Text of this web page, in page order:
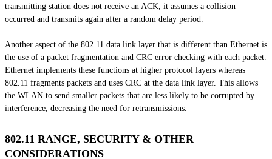
transmitting station does not receive an ACK, it assumes a collision
occurred and transmits again after a random delay period.
Another aspect of the 802.11 data link layer that is different than Ethernet is
the use of a packet fragmentation and CRC error checking with each packet.
Ethernet implements these functions at higher protocol layers whereas
802.11 fragments packets and uses CRC at the data link layer. This allows
the WLAN to send smaller packets that are less likely to be corrupted by
interference, decreasing the need for retransmissions.
802.11 RANGE, SECURITY & OTHER
CONSIDERATIONS